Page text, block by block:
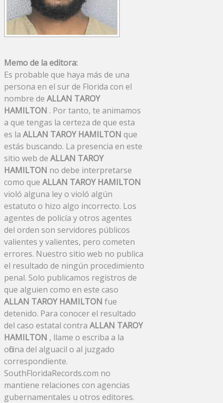
Memo de la editora:
Es probable que haya más de una
persona en el sur de Florida con el
nombre de ALLAN TAROY
HAMILTON . Por tanto, te animamos
a que tengas la certeza de que esta
es la ALLAN TAROY HAMILTON que
estás buscando. La presencia en este
sitio web de ALLAN TAROY
HAMILTON no debe interpretarse
como que ALLAN TAROY HAMILTON
violó alguna ley o violó algún
estatuto o hizo algo incorrecto. Los
agentes de policía y otros agentes
del orden son servidores públicos
valientes y valientes, pero cometen
errores. Nuestro sitio web no publica
el resultado de ningún procedimiento
penal. Solo publicamos registros de
que alguien como en este caso
ALLAN TAROY HAMILTON fue
detenido. Para conocer el resultado
del caso estatal contra ALLAN TAROY
HAMILTON , llame o escriba a la
oficina del alguacil o al juzgado
correspondiente.
SouthFloridaRecords.com no
mantiene relaciones con agencias
gubernamentales u otros editores.